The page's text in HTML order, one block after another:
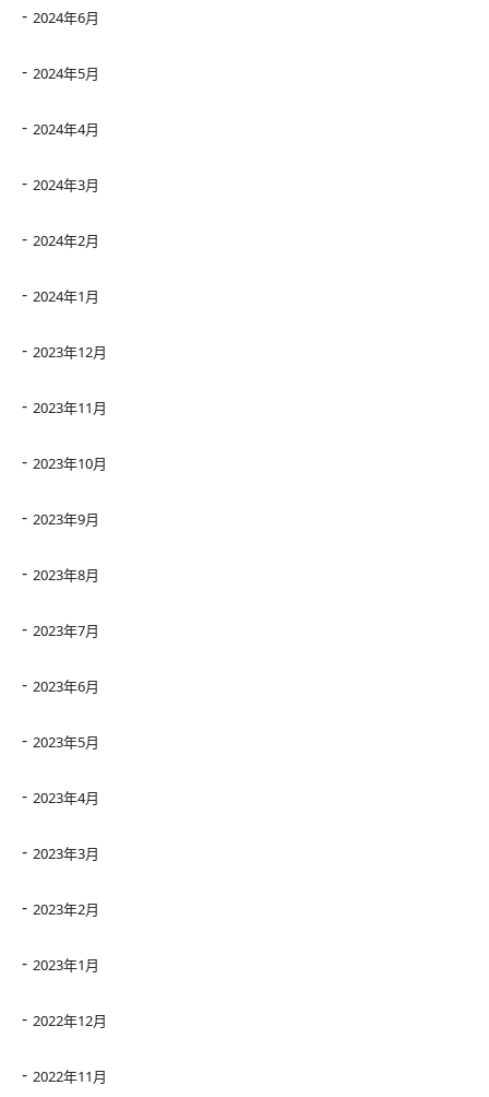
2024年6月
2024年5月
2024年4月
2024年3月
2024年2月
2024年1月
2023年12月
2023年11月
2023年10月
2023年9月
2023年8月
2023年7月
2023年6月
2023年5月
2023年4月
2023年3月
2023年2月
2023年1月
2022年12月
2022年11月